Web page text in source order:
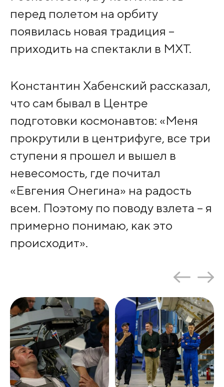
перед полетом на орбиту
появилась новая традиция –
приходить на спектакли в МХТ.
Константин Хабенский рассказал,
что сам бывал в Центре
подготовки космонавтов: «Меня
прокрутили в центрифуге, все три
ступени я прошел и вышел в
невесомость, где почитал
«Евгения Онегина» на радость
всем. Поэтому по поводу взлета – я
примерно понимаю, как это
происходит».